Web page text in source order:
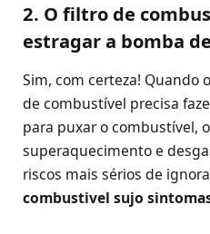
2. O filtro de
estragar a bomba
Sim, com certeza! Quando
de combustível precisa
para puxar o combustível,
superaquecimento e
riscos mais sérios de
combustivel sujo